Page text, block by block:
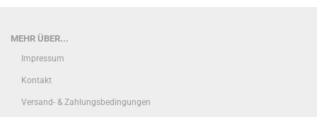
MEHR ÜBER...
Impressum
Kontakt
Versand- & Zahlungsbedingungen